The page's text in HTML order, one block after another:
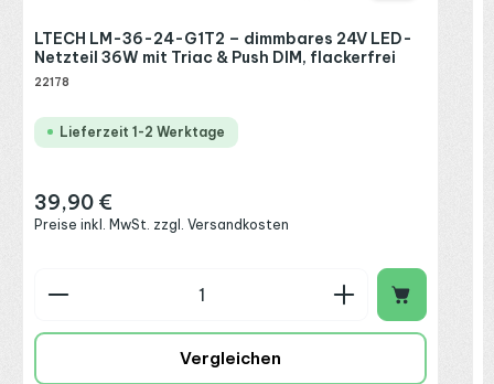
LTECH LM-36-24-G1T2 – dimmbares 24V LED-
Netzteil 36W mit Triac & Push DIM, flackerfrei
22178
Lieferzeit 1-2 Werktage
Regulärer Preis:
39,90 €
Preise inkl. MwSt. zzgl. Versandkosten
Produkt Anzahl: Gib den gewünschten Wert
Vergleichen